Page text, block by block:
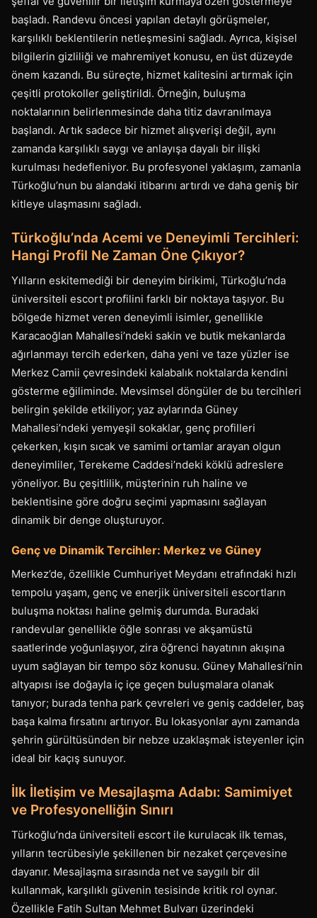
başladı. Randevu öncesi yapılan detaylı görüşmeler,
karşılıklı beklentilerin netleşmesini sağladı. Ayrıca, kişisel
bilgilerin gizliliği ve mahremiyet konusu, en üst düzeyde
önem kazandı. Bu süreçte, hizmet kalitesini artırmak için
çeşitli protokoller geliştirildi. Örneğin, buluşma
noktalarının belirlenmesinde daha titiz davranılmaya
başlandı. Artık sadece bir hizmet alışverişi değil, aynı
zamanda karşılıklı saygı ve anlayışa dayalı bir ilişki
kurulması hedefleniyor. Bu profesyonel yaklaşım, zamanla
Türkoğlu’nun bu alandaki itibarını artırdı ve daha geniş bir
kitleye ulaşmasını sağladı.
Türkoğlu’nda Acemi ve Deneyimli Tercihleri:
Hangi Profil Ne Zaman Öne Çıkıyor?
Yılların eskitemediği bir deneyim birikimi, Türkoğlu’nda
üniversiteli escort profilini farklı bir noktaya taşıyor. Bu
bölgede hizmet veren deneyimli isimler, genellikle
Karacaoğlan Mahallesi’ndeki sakin ve butik mekanlarda
ağırlanmayı tercih ederken, daha yeni ve taze yüzler ise
Merkez Camii çevresindeki kalabalık noktalarda kendini
gösterme eğiliminde. Mevsimsel döngüler de bu tercihleri
belirgin şekilde etkiliyor; yaz aylarında Güney
Mahallesi’ndeki yemyeşil sokaklar, genç profilleri
çekerken, kışın sıcak ve samimi ortamlar arayan olgun
deneyimliler, Terekeme Caddesi’ndeki köklü adreslere
yöneliyor. Bu çeşitlilik, müşterinin ruh haline ve
beklentisine göre doğru seçimi yapmasını sağlayan
dinamik bir denge oluşturuyor.
Genç ve Dinamik Tercihler: Merkez ve Güney
Merkez’de, özellikle Cumhuriyet Meydanı etrafındaki hızlı
tempolu yaşam, genç ve enerjik üniversiteli escortların
buluşma noktası haline gelmiş durumda. Buradaki
randevular genellikle öğle sonrası ve akşamüstü
saatlerinde yoğunlaşıyor, zira öğrenci hayatının akışına
uyum sağlayan bir tempo söz konusu. Güney Mahallesi’nin
altyapısı ise doğayla iç içe geçen buluşmalara olanak
tanıyor; burada tenha park çevreleri ve geniş caddeler, baş
başa kalma fırsatını artırıyor. Bu lokasyonlar aynı zamanda
şehrin gürültüsünden bir nebze uzaklaşmak isteyenler için
ideal bir kaçış sunuyor.
İlk İletişim ve Mesajlaşma Adabı: Samimiyet
ve Profesyonelliğin Sınırı
Türkoğlu’nda üniversiteli escort ile kurulacak ilk temas,
yılların tecrübesiyle şekillenen bir nezaket çerçevesine
dayanır. Mesajlaşma sırasında net ve saygılı bir dil
kullanmak, karşılıklı güvenin tesisinde kritik rol oynar.
Özellikle Fatih Sultan Mehmet Bulvarı üzerindeki